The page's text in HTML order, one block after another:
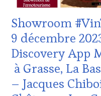
INVITATIONS
&
DÉGUSTATIONS,
WINE
TASTING
MASTERCLASS,
MÉDIAS,
PRESSE
Showroom
9 décembre
Discovery App
à Grasse, La
– Jacques